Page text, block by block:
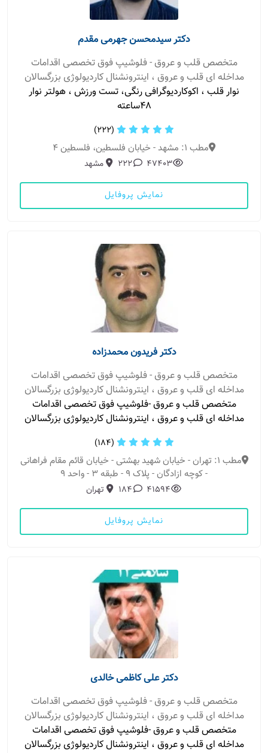
دکتر سیدمحسن جهرمی مقدم
متخصص قلب و عروق - فلوشیپ فوق تخصصی اقدامات
مداخله ای قلب و عروق ، اینترونشنال کاردیولوژی بزرگسالان
نوار قلب ، اکوکاردیوگرافی رنگی، تست ورزش ، هولتر نوار
۴۸ساعته
(222)
مطب 1: مشهد - خیابان فلسطین، فلسطین 4
47403
222 مشهد
نمایش پروفایل
دکتر فریدون محمدزاده
متخصص قلب و عروق - فلوشیپ فوق تخصصی اقدامات
مداخله ای قلب و عروق ، اینترونشنال کاردیولوژی بزرگسالان
متخصص قلب و عروق -فلوشیپ فوق تخصصی اقدامات
مداخله ای قلب و عروق ، اینترونشنال کاردیولوژی بزرگسالان
(184)
مطب 1: تهران - خیابان شهید بهشتی - خیابان قائم مقام فراهانی
- کوچه ازادگان - پلاک 9 - طبقه 3 - واحد 9
41594
184 تهران
نمایش پروفایل
دکتر علی کاظمی خالدی
متخصص قلب و عروق - فلوشیپ فوق تخصصی اقدامات
مداخله ای قلب و عروق ، اینترونشنال کاردیولوژی بزرگسالان
متخصص قلب و عروق -فلوشیپ فوق تخصصی اقدامات
مداخله ای قلب و عروق ، اینترونشنال کاردیولوژی بزرگسالان